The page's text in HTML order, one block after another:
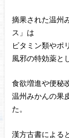
摘果された温州
ス」は
ビタミン類やポ
風邪の特効薬と
食欲増進や便秘
温州みかんの果
た。
漢方古書による